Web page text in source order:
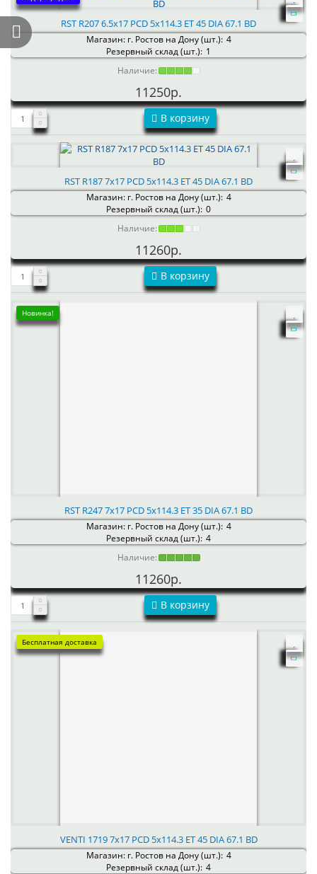
RST R207 6.5x17 PCD 5x114.3 ET 45 DIA 67.1 BD
Магазин: г. Ростов на Дону (шт.): 4
Резервный склад (шт.): 1
Наличие:
11250р.
В корзину
RST R187 7x17 PCD 5x114.3 ET 45 DIA 67.1 BD
Магазин: г. Ростов на Дону (шт.): 4
Резервный склад (шт.): 0
Наличие:
11260р.
В корзину
Новинка!
RST R247 7x17 PCD 5x114.3 ET 35 DIA 67.1 BD
Магазин: г. Ростов на Дону (шт.): 4
Резервный склад (шт.): 4
Наличие:
11260р.
В корзину
Бесплатная доставка
VENTI 1719 7x17 PCD 5x114.3 ET 45 DIA 67.1 BD
Магазин: г. Ростов на Дону (шт.): 4
Резервный склад (шт.): 4